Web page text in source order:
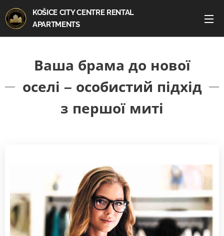
KOŠICE CITY CENTRE RENTAL
APARTMENTS
Ваша брама до нової
оселі – особистий підхід
з першої миті